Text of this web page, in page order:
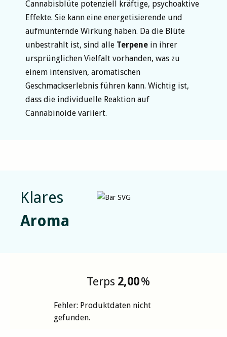
Cannabisblüte potenziell kräftige, psychoaktive
Effekte. Sie kann eine energetisierende und
aufmunternde Wirkung haben. Da die Blüte
unbestrahlt ist, sind alle Terpene in ihrer
ursprünglichen Vielfalt vorhanden, was zu
einem intensiven, aromatischen
Geschmackserlebnis führen kann. Wichtig ist,
dass die individuelle Reaktion auf
Cannabinoide variiert.
Klares
Aroma
Terps 2,00%
Fehler: Produktdaten nicht
gefunden.